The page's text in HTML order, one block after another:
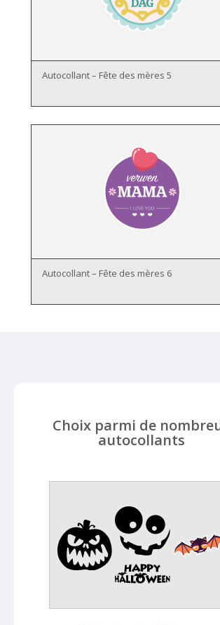
Autocollant – Fête des mères 5
Autocollant – Fête des mères 6
Choix parmi de
autocollants